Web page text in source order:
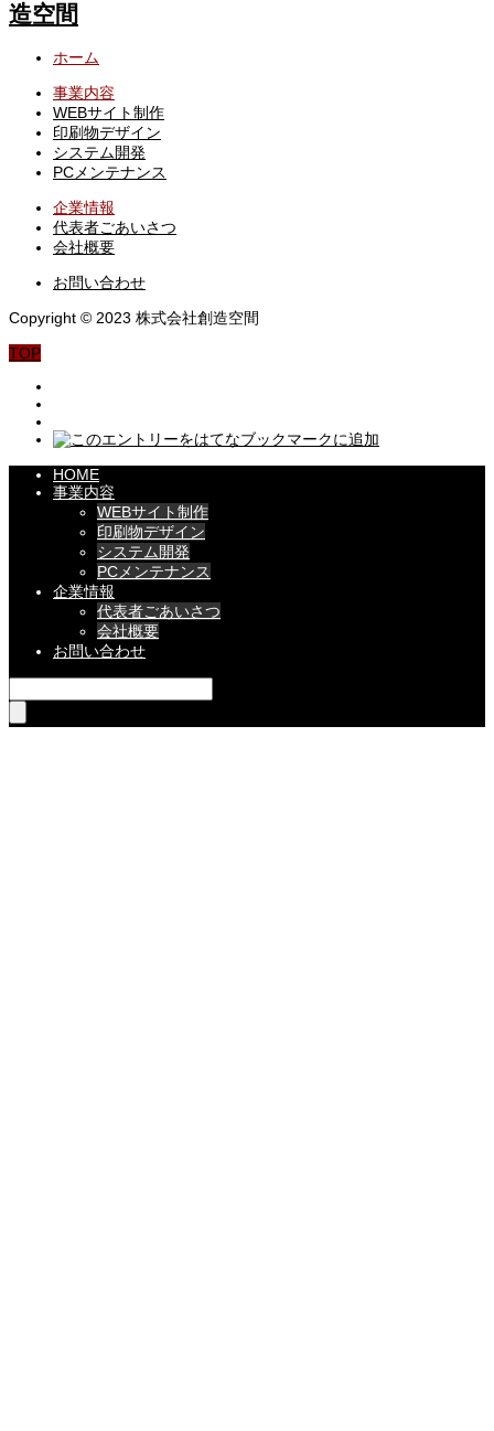
ホーム
事業内容
WEBサイト制作
印刷物デザイン
システム開発
PCメンテナンス
企業情報
代表者ごあいさつ
会社概要
お問い合わせ
Copyright © 2023 株式会社創造空間
TOP
HOME
事業内容
WEBサイト制作
印刷物デザイン
システム開発
PCメンテナンス
企業情報
代表者ごあいさつ
会社概要
お問い合わせ